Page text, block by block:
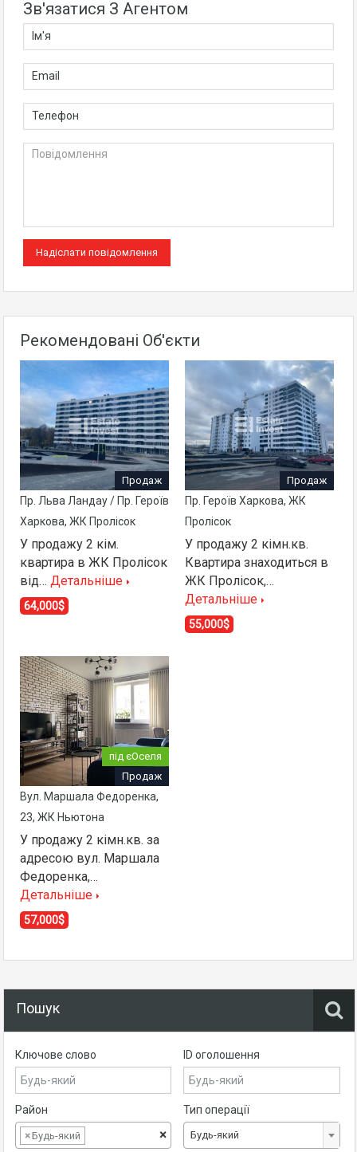
Зв'язатися З Агентом
Рекомендовані Об'єкти
Продаж
Пр. Льва Ландау / Пр. Героїв
Харкова, ЖК Пролісок
У продажу 2 кім.
квартира в ЖК Пролісок
від… Детальніше
64,000$
Продаж
Пр. Героїв Харкова, ЖК
Пролісок
У продажу 2 кімн.кв.
Квартира знаходиться в
ЖК Пролісок,…
Детальніше
55,000$
під єОселя
Продаж
Вул. Маршала Федоренка,
23, ЖК Ньютона
У продажу 2 кімн.кв. за
адресою вул. Маршала
Федоренка,…
Детальніше
57,000$
Пошук
Ключове слово ID оголошення
Район
×
×Будь-який
Тип операції
Будь-який